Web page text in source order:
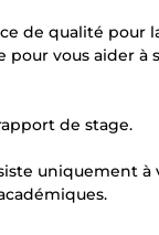
de qualité
vous aider
de stage.
uniquement à